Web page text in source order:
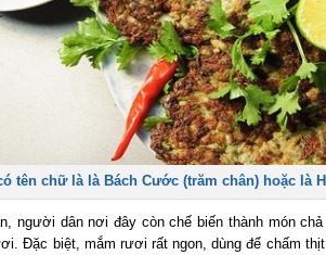
tên chữ là là Bách Cước (trăm chân) hoặc là
người dân nơi đây còn chế biến thành món
Đặc biệt, mắm rươi rất ngon, dùng để chấm